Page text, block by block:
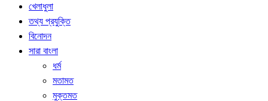
খেলাধুলা
তথ্য প্রযুক্তি
বিনোদন
সারা বাংলা
ধর্ম
মতামত
মুক্তমত